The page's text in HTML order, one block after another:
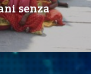
senza